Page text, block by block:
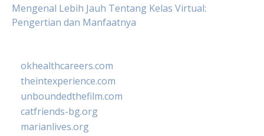
Mengenal Lebih Jauh Tentang Kelas Virtual:
Pengertian dan Manfaatnya
okhealthcareers.com
theintexperience.com
unboundedthefilm.com
catfriends-bg.org
marianlives.org